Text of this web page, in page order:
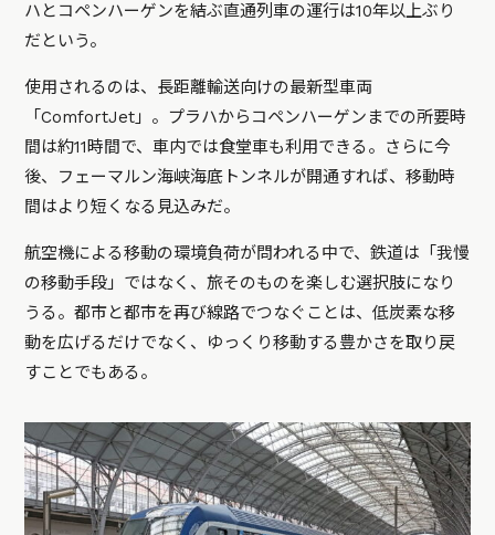
ハとコペンハーゲンを結ぶ直通列車の運行は10年以上ぶり
だという。
使用されるのは、長距離輸送向けの最新型車両
「ComfortJet」。プラハからコペンハーゲンまでの所要時
間は約11時間で、車内では食堂車も利用できる。さらに今
後、フェーマルン海峡海底トンネルが開通すれば、移動時
間はより短くなる見込みだ。
航空機による移動の環境負荷が問われる中で、鉄道は「我慢
の移動手段」ではなく、旅そのものを楽しむ選択肢になり
うる。都市と都市を再び線路でつなぐことは、低炭素な移
動を広げるだけでなく、ゆっくり移動する豊かさを取り戻
すことでもある。